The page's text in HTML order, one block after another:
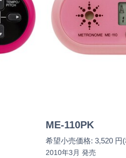
ME-110PK
希望小売価格: 3,520 円
2010年3月 発売